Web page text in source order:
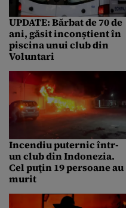
UPDATE: Bărbat de 70 de
ani, găsit inconștient în
piscina unui club din
Voluntari
Incendiu puternic într-
un club din Indonezia.
Cel puţin 19 persoane au
murit